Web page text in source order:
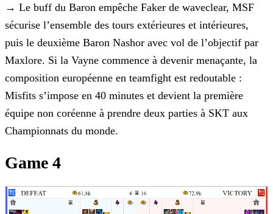
→ Le buff du Baron empêche Faker de waveclear, MSF
sécurise l’ensemble des tours extérieures et intérieures,
puis le deuxième Baron Nashor avec vol de l’objectif par
Maxlore. Si la Vayne commence à devenir menaçante, la
composition européenne en teamfight est redoutable :
Misfits s’impose en 40 minutes et devient la première
équipe non coréenne à prendre deux parties à SKT aux
Championnats du monde.
Game 4